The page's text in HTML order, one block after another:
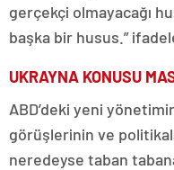
gerçekçi olmayacağı
başka bir husus.”
UKRAYNA KONUSU
ABD’deki yeni
görüşlerinin ve
neredeyse taban